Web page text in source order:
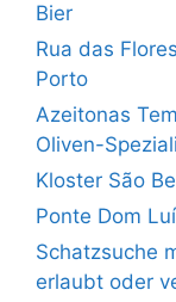
Bier
Rua das
Porto
Azeitonas
Oliven-
Kloster São
Ponte Dom
Schatzsuche
erlaubt oder